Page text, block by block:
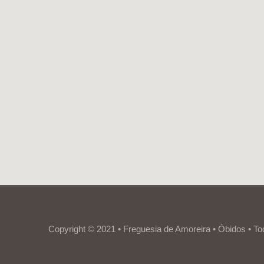
Copyright © 2021 • Freguesia de Amoreira • Óbidos •